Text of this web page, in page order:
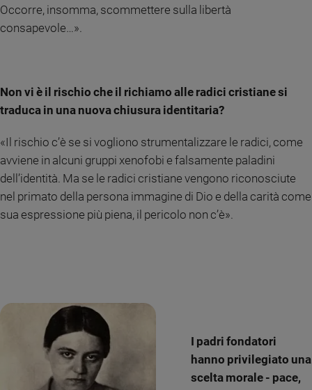
Occorre, insomma, scommettere sulla libertà
consapevole…».
Non vi è il rischio che il richiamo alle radici cristiane si
traduca in una nuova chiusura identitaria?
«Il rischio c’è se si vogliono strumentalizzare le radici, come
avviene in alcuni gruppi xenofobi e falsamente paladini
dell’identità. Ma se le radici cristiane vengono riconosciute
nel primato della persona immagine di Dio e della carità come
sua espressione più piena, il pericolo non c’è».
I padri fondatori
hanno privilegiato una
scelta morale - pace,